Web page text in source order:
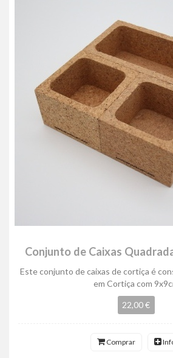
Conjunto de Caixas
Este conjunto de caixas de cortiça é
em Cortiça com
22,00 €
Comprar